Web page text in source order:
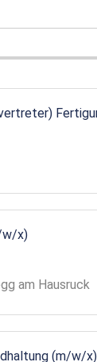
w/x)
am Hausruck
(m/w/x)